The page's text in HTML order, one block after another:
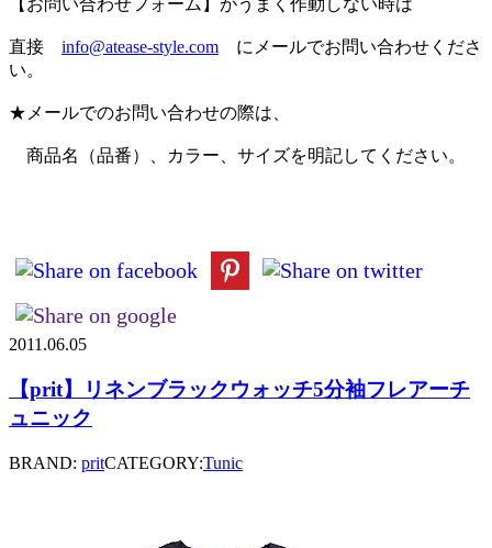
【お問い合わせフォーム】がうまく作動しない時は
直接 info@atease-style.com にメールでお問い合わせくださ
い。
★メールでのお問い合わせの際は、
商品名（品番）、カラー、サイズを明記してください。
2011.06.05
【prit】リネンブラックウォッチ5分袖フレアーチ
ュニック
BRAND: pritCATEGORY:Tunic